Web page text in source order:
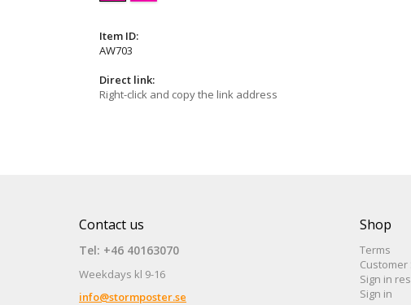
Item ID:
AW703
Direct link:
Right-click and copy the link address
Contact us
Tel: +46 40163070
Weekdays kl 9-16
info@stormposter.se
Shop
Terms
Customer
Sign in
Sign in